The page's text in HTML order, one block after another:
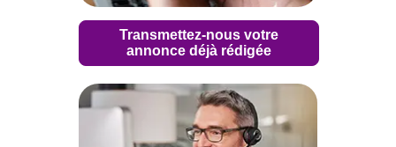
Transmettez-nous votre
annonce déjà rédigée